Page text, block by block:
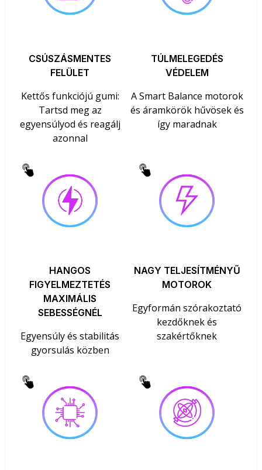
CSÚSZÁSMENTES
FELÜLET
Kettős funkciójú gumi:
Tartsd meg az
egyensúlyod és reagálj
azonnal
TÚLMELEGEDÉS
VÉDELEM
A Smart Balance motorok
és áramkörök hűvösek és
így maradnak
HANGOS
FIGYELMEZTETÉS
MAXIMÁLIS
SEBESSÉGNÉL
Egyensúly és stabilitás
gyorsulás közben
NAGY TELJESÍTMÉNYŰ
MOTOROK
Egyformán szórakoztató
kezdőknek és
szakértőknek